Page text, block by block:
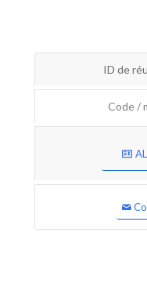
ID de
Code /